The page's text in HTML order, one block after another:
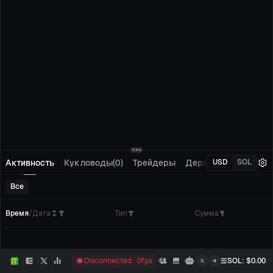
Активность Кукловоды(0) Трейдеры Держатели(0)
USD SOL
Все
Время/Дата Тип Сумма
Disconnected 0fps SOL: $0.00